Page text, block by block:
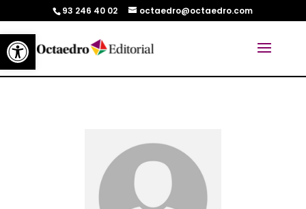
Abrir barra de herramientas
93 246 40 02 octaedro@octaedro.com